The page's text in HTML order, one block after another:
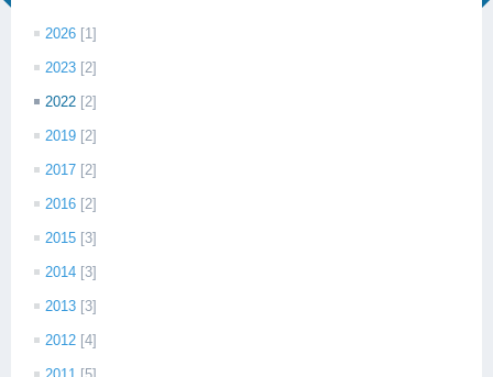
2026 [1]
2023 [2]
2022 [2]
2019 [2]
2017 [2]
2016 [2]
2015 [3]
2014 [3]
2013 [3]
2012 [4]